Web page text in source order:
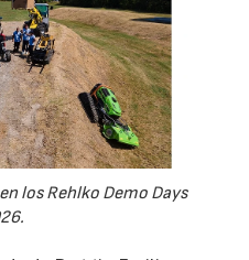
los Rehlko Demo Days